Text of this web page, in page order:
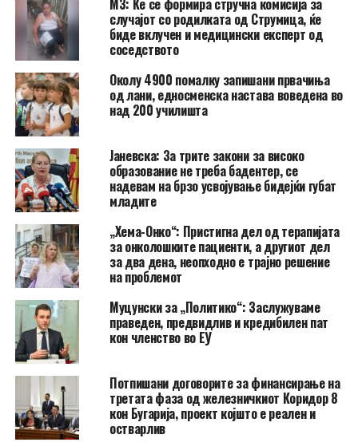
МЗ: Ќе се формира стручна комисија за
случајот со родилката од Струмица, ќе
биде вклучен и медицински експерт од
соседството
Околу 4900 помалку запишани првачиња
од лани, едносменска настава воведена во
над 200 училишта
Јаневска: За трите закони за високо
образование не треба бадентер, се
надевам на брзо усвојување бидејќи губат
младите
„Хема-Онко“: Пристигна дел од терапијата
за онколошките пациенти, а другиот дел
за два дена, неопходно е трајно решение
на проблемот
Муцунски за „Политико“: Заслужуваме
праведен, предвидлив и кредибилен пат
кон членство во ЕУ
Потпишани договорите за финансирање на
третата фаза од железничкиот Коридор 8
кон Бугарија, проект којшто е реален и
остварлив